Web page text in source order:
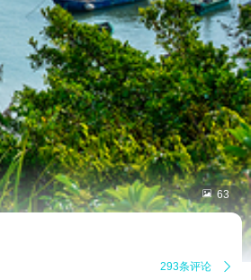
 63
293条评论 